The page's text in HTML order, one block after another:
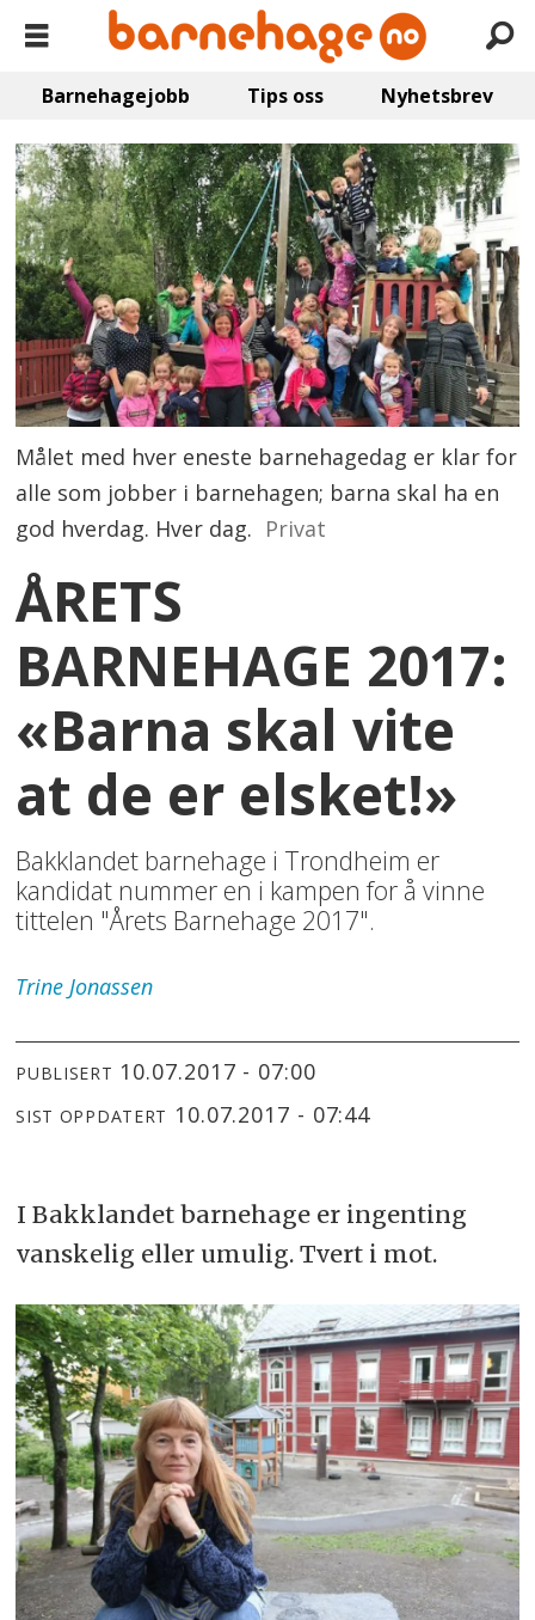
Barnehagejobb Tips oss Nyhetsbrev
Målet med hver eneste barnehagedag er klar for
alle som jobber i barnehagen; barna skal ha en
god hverdag. Hver dag. Privat
ÅRETS
BARNEHAGE 2017:
«Barna skal vite
at de er elsket!»
Bakklandet barnehage i Trondheim er
kandidat nummer en i kampen for å vinne
tittelen "Årets Barnehage 2017".
Trine Jonassen
PUBLISERT 10.07.2017 - 07:00
SIST OPPDATERT 10.07.2017 - 07:44
I Bakklandet barnehage er ingenting
vanskelig eller umulig. Tvert i mot.